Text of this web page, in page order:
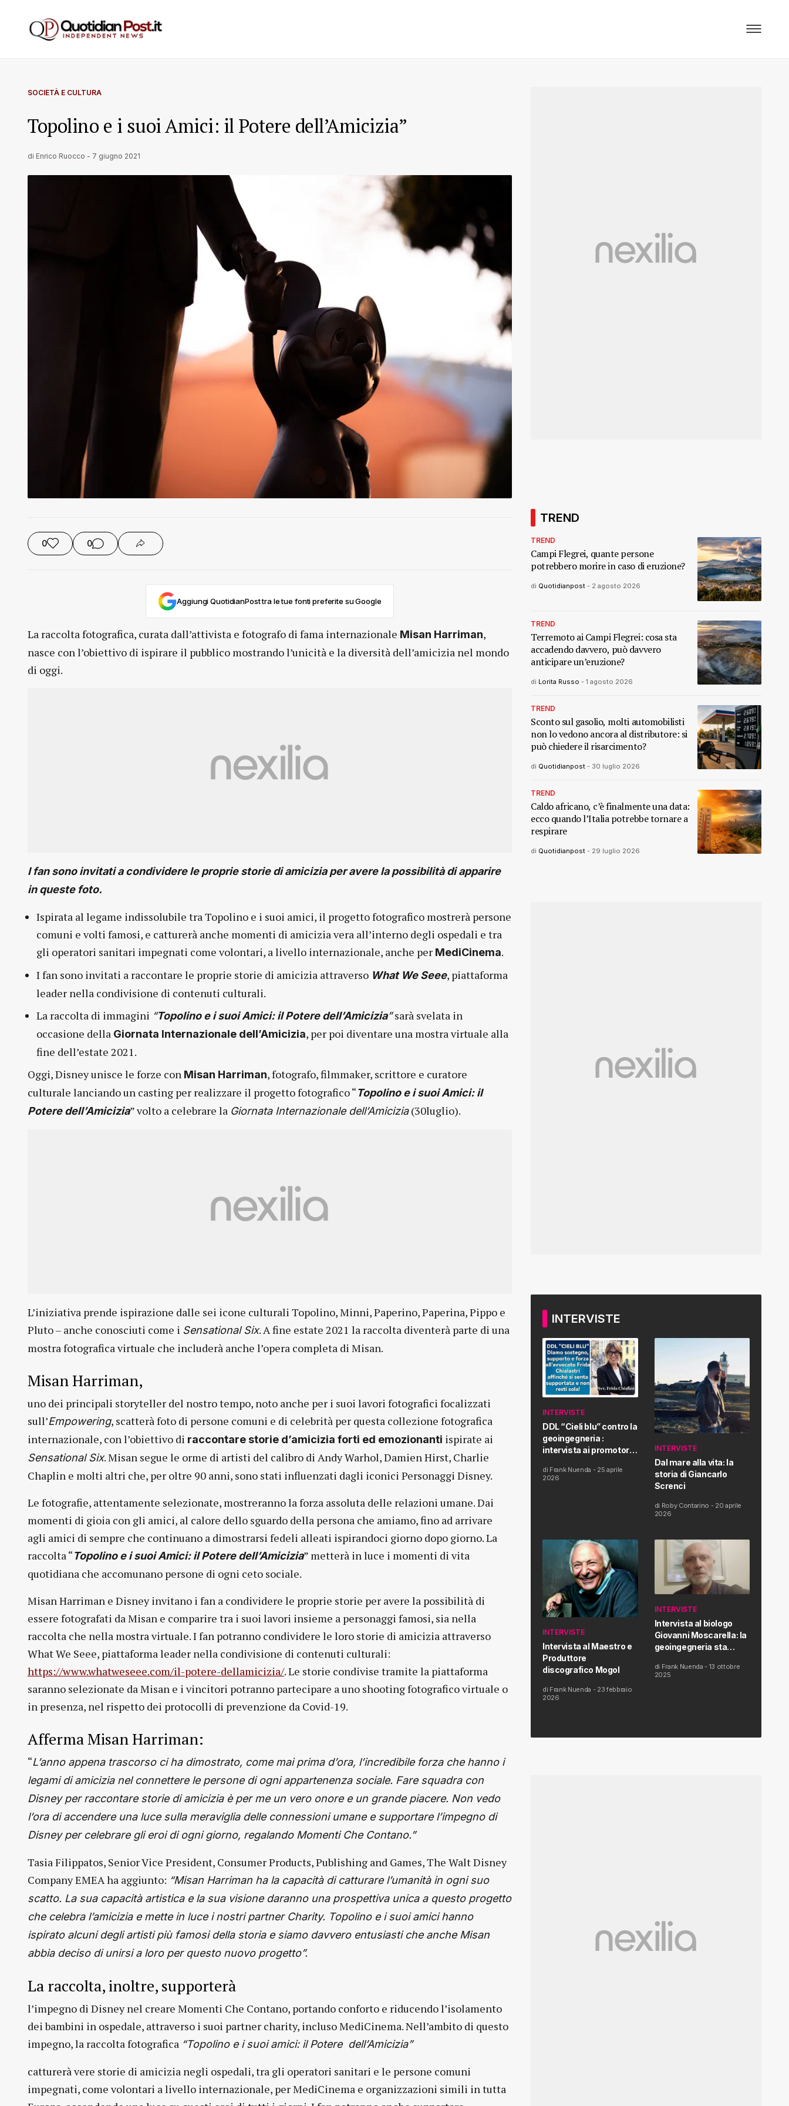
SOCIETÀ E CULTURA
Topolino e i suoi Amici: il Potere dell’Amicizia”
di Enrico Ruocco - 7 giugno 2021
0 0
Aggiungi QuotidianPost tra le tue fonti preferite su Google
La raccolta fotografica, curata dall’attivista e fotografo di fama internazionale Misan Harriman,
nasce con l’obiettivo di ispirare il pubblico mostrando l’unicità e la diversità dell’amicizia nel mondo
di oggi.
I fan sono invitati a condividere le proprie storie di amicizia per avere la possibilità di apparire
in queste foto.
Ispirata al legame indissolubile tra Topolino e i suoi amici, il progetto fotografico mostrerà persone
comuni e volti famosi, e catturerà anche momenti di amicizia vera all’interno degli ospedali e tra
gli operatori sanitari impegnati come volontari, a livello internazionale, anche per MediCinema.
I fan sono invitati a raccontare le proprie storie di amicizia attraverso What We Seee, piattaforma
leader nella condivisione di contenuti culturali.
La raccolta di immagini “Topolino e i suoi Amici: il Potere dell’Amicizia”sarà svelata in
occasione della Giornata Internazionale dell’Amicizia, per poi diventare una mostra virtuale alla
fine dell’estate 2021.
Oggi, Disney unisce le forze con Misan Harriman, fotografo, filmmaker, scrittore e curatore
culturale lanciando un casting per realizzare il progetto fotografico “Topolino e i suoi Amici: il
Potere dell’Amicizia” volto a celebrare la Giornata Internazionale dell’Amicizia(30luglio).
L’iniziativa prende ispirazione dalle sei icone culturali Topolino, Minni, Paperino, Paperina, Pippo e
Pluto – anche conosciuti come i Sensational Six. A fine estate 2021 la raccolta diventerà parte di una
mostra fotografica virtuale che includerà anche l’opera completa di Misan.
Misan Harriman,
uno dei principali storyteller del nostro tempo, noto anche per i suoi lavori fotografici focalizzati
sull’Empowering, scatterà foto di persone comuni e di celebrità per questa collezione fotografica
internazionale, con l’obiettivo di raccontare storie d’amicizia forti ed emozionanti ispirate ai
Sensational Six. Misan segue le orme di artisti del calibro di Andy Warhol, Damien Hirst, Charlie
Chaplin e molti altri che, per oltre 90 anni, sono stati influenzati dagli iconici Personaggi Disney.
Le fotografie, attentamente selezionate, mostreranno la forza assoluta delle relazioni umane. Dai
momenti di gioia con gli amici, al calore dello sguardo della persona che amiamo, fino ad arrivare
agli amici di sempre che continuano a dimostrarsi fedeli alleati ispirandoci giorno dopo giorno. La
raccolta “Topolino e i suoi Amici: il Potere dell’Amicizia” metterà in luce i momenti di vita
quotidiana che accomunano persone di ogni ceto sociale.
Misan Harriman e Disney invitano i fan a condividere le proprie storie per avere la possibilità di
essere fotografati da Misan e comparire tra i suoi lavori insieme a personaggi famosi, sia nella
raccolta che nella mostra virtuale. I fan potranno condividere le loro storie di amicizia attraverso
What We Seee, piattaforma leader nella condivisione di contenuti culturali:
https://www.whatweseee.com/il-potere-dellamicizia/. Le storie condivise tramite la piattaforma
saranno selezionate da Misan e i vincitori potranno partecipare a uno shooting fotografico virtuale o
in presenza, nel rispetto dei protocolli di prevenzione da Covid-19.
Afferma Misan Harriman:
“L’anno appena trascorso ci ha dimostrato, come mai prima d’ora, l’incredibile forza che hanno i
legami di amicizia nel connettere le persone di ogni appartenenza sociale. Fare squadra con
Disney per raccontare storie di amicizia è per me un vero onore e un grande piacere. Non vedo
l’ora di accendere una luce sulla meraviglia delle connessioni umane e supportare l’impegno di
Disney per celebrare gli eroi di ogni giorno, regalando Momenti Che Contano.”
Tasia Filippatos, Senior Vice President, Consumer Products, Publishing and Games, The Walt Disney
Company EMEA ha aggiunto: “Misan Harriman ha la capacità di catturare l’umanità in ogni suo
scatto. La sua capacità artistica e la sua visione daranno una prospettiva unica a questo progetto
che celebra l’amicizia e mette in luce i nostri partner Charity. Topolino e i suoi amici hanno
ispirato alcuni degli artisti più famosi della storia e siamo davvero entusiasti che anche Misan
abbia deciso di unirsi a loro per questo nuovo progetto”.
La raccolta, inoltre, supporterà
l’impegno di Disney nel creare Momenti Che Contano, portando conforto e riducendo l’isolamento
dei bambini in ospedale, attraverso i suoi partner charity, incluso MediCinema. Nell’ambito di questo
impegno, la raccolta fotografica “Topolino e i suoi amici: il Potere dell’Amicizia”
catturerà vere storie di amicizia negli ospedali, tra gli operatori sanitari e le persone comuni
impegnati, come volontari a livello internazionale, per MediCinema e organizzazioni simili in tutta
TREND
TREND
Campi Flegrei, quante persone
potrebbero morire in caso di eruzione?
di Quotidianpost - 2 agosto 2026
TREND
Terremoto ai Campi Flegrei: cosa sta
accadendo davvero, può davvero
anticipare un’eruzione?
di Lorita Russo - 1 agosto 2026
TREND
Sconto sul gasolio, molti automobilisti
non lo vedono ancora al distributore: si
può chiedere il risarcimento?
di Quotidianpost - 30 luglio 2026
TREND
Caldo africano, c’è finalmente una data:
ecco quando l’Italia potrebbe tornare a
respirare
di Quotidianpost - 29 luglio 2026
INTERVISTE
INTERVISTE
DDL “Cieli blu” contro la
geoingegneria :
intervista ai promotori
Proposta di Legge
di Frank Nuenda - 25 aprile
2026
INTERVISTE
Dal mare alla vita: la
storia di Giancarlo
Screnci
di Roby Contarino - 20 aprile
2026
INTERVISTE
Intervista al Maestro e
Produttore
discografico Mogol
di Frank Nuenda - 23 febbraio
2026
INTERVISTE
Intervista al biologo
Giovanni Moscarella: la
geoingegneria sta
salute dell’uomo
di Frank Nuenda - 13 ottobre
2025